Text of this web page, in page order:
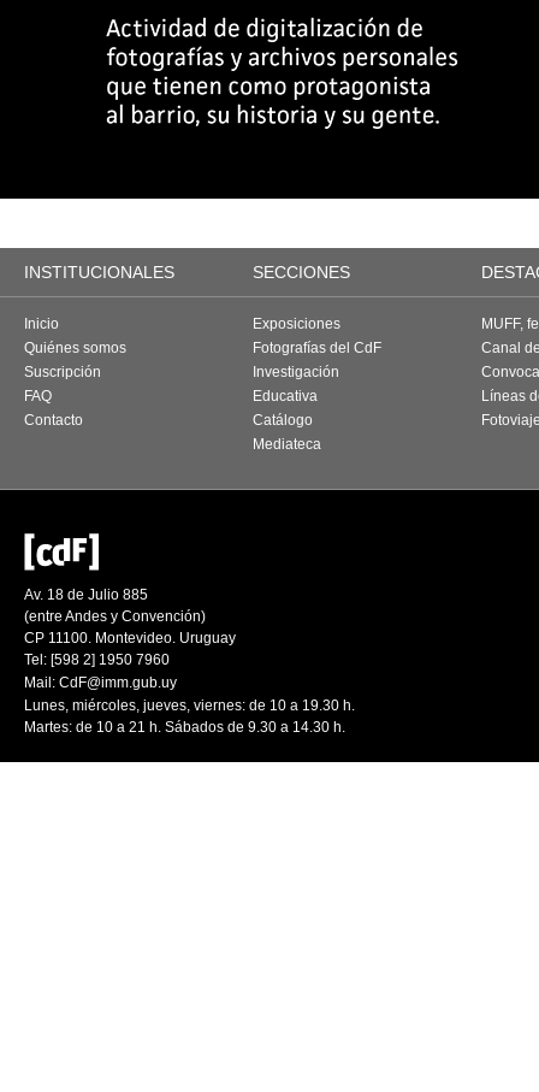
INSTITUCIONALES SECCIONES
Inicio
Quiénes somos
Suscripción
FAQ
Contacto
Exposiciones
Fotografías del CdF
Investigación
Educativa
Catálogo
Mediateca
MUFF,
Canal
Líneas
Av. 18 de Julio 885
(entre Andes y Convención)
CP 11100. Montevideo. Uruguay
Tel: [598 2] 1950 7960
Mail: CdF@imm.gub.uy
Lunes, miércoles, jueves, viernes: de 10 a 19.30 h.
Martes: de 10 a 21 h. Sábados de 9.30 a 14.30 h.